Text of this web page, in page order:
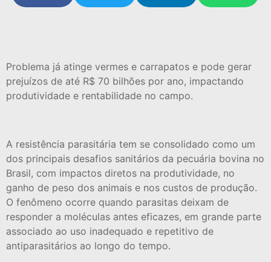
Problema já atinge vermes e carrapatos e pode gerar
prejuízos de até R$ 70 bilhões por ano, impactando
produtividade e rentabilidade no campo.
A resistência parasitária tem se consolidado como um
dos principais desafios sanitários da pecuária bovina no
Brasil, com impactos diretos na produtividade, no
ganho de peso dos animais e nos custos de produção.
O fenômeno ocorre quando parasitas deixam de
responder a moléculas antes eficazes, em grande parte
associado ao uso inadequado e repetitivo de
antiparasitários ao longo do tempo.